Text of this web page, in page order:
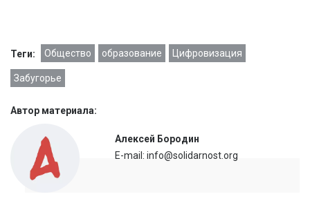
Теги: Общество образование Цифровизация
Забугорье
Автор материала:
Алексей Бородин
E-mail: info@solidarnost.org